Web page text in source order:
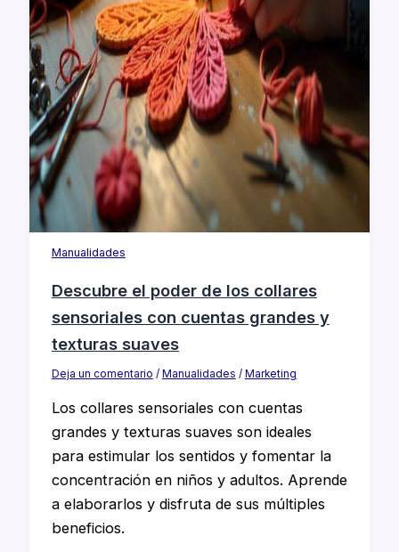
Manualidades
Descubre el poder de los collares
sensoriales con cuentas grandes y
texturas suaves
Deja un comentario / Manualidades / Marketing
Los collares sensoriales con cuentas
grandes y texturas suaves son ideales
para estimular los sentidos y fomentar la
concentración en niños y adultos. Aprende
a elaborarlos y disfruta de sus múltiples
beneficios.